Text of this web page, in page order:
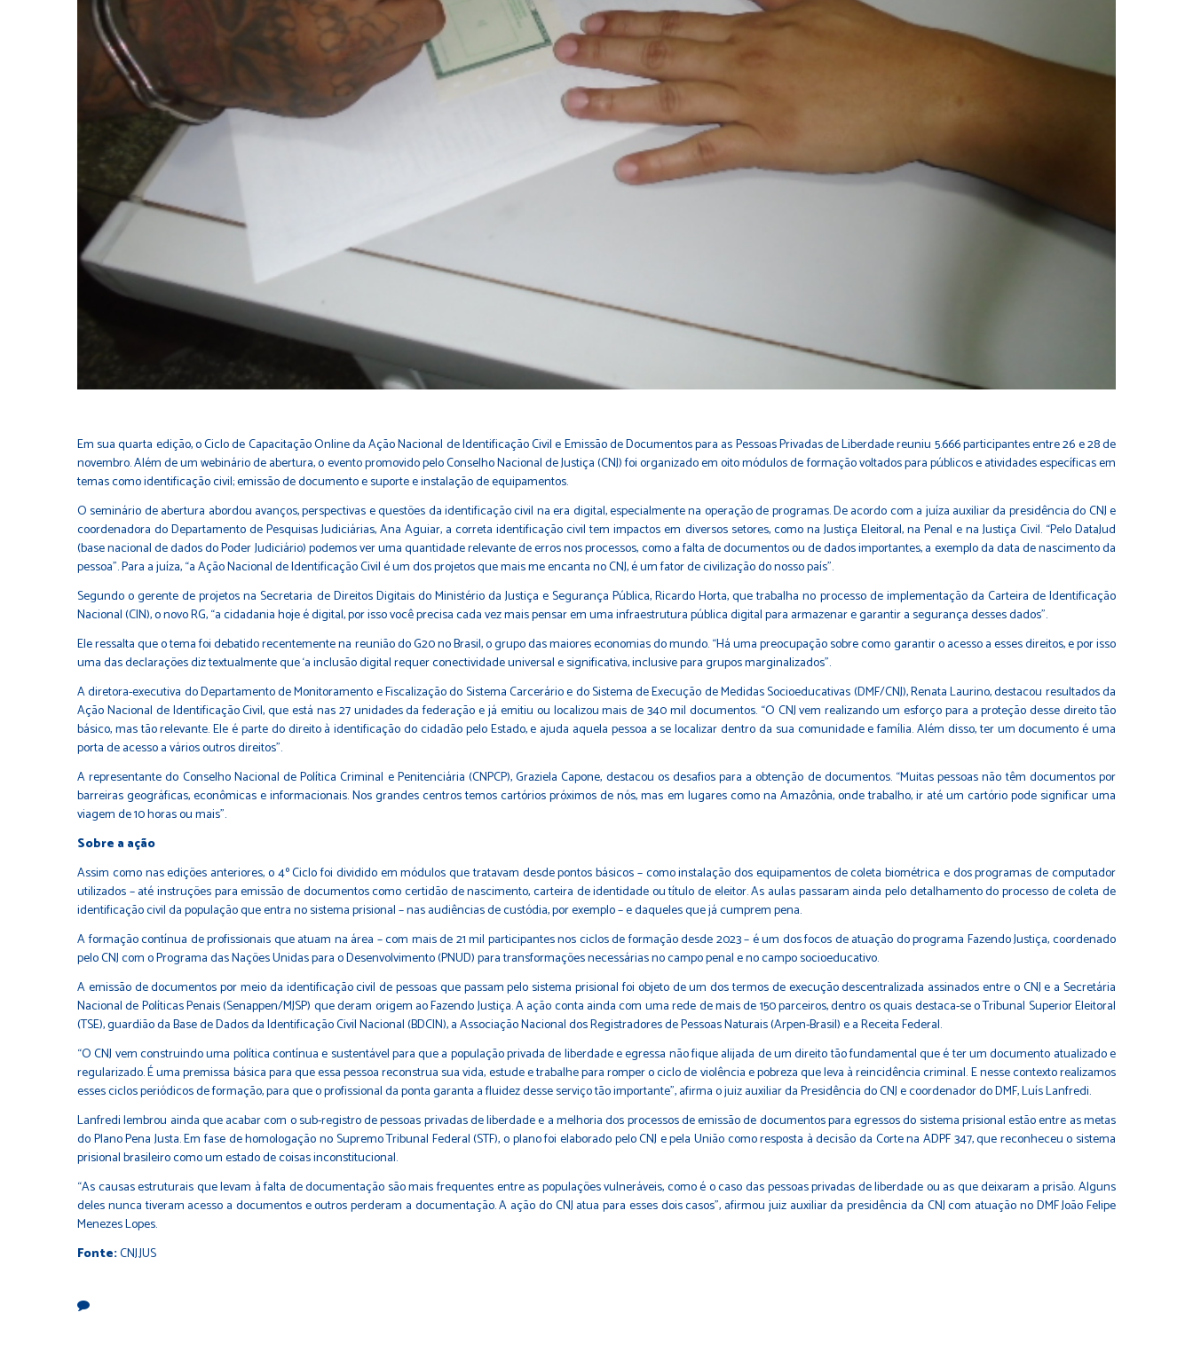
Em sua quarta edição, o Ciclo de Capacitação Online da Ação Nacional de Identificação Civil e Emissão de Documentos para as Pessoas Privadas de Liberdade reuniu 5.666 participantes entre 26 e 28 de
novembro. Além de um webinário de abertura, o evento promovido pelo Conselho Nacional de Justiça (CNJ) foi organizado em oito módulos de formação voltados para públicos e atividades específicas em
temas como identificação civil; emissão de documento e suporte e instalação de equipamentos.
O seminário de abertura abordou avanços, perspectivas e questões da identificação civil na era digital, especialmente na operação de programas. De acordo com a juíza auxiliar da presidência do CNJ e
coordenadora do Departamento de Pesquisas Judiciárias, Ana Aguiar, a correta identificação civil tem impactos em diversos setores, como na Justiça Eleitoral, na Penal e na Justiça Civil. “Pelo DataJud
(base nacional de dados do Poder Judiciário) podemos ver uma quantidade relevante de erros nos processos, como a falta de documentos ou de dados importantes, a exemplo da data de nascimento da
pessoa”. Para a juíza, “a Ação Nacional de Identificação Civil é um dos projetos que mais me encanta no CNJ, é um fator de civilização do nosso país”.
Segundo o gerente de projetos na Secretaria de Direitos Digitais do Ministério da Justiça e Segurança Pública, Ricardo Horta, que trabalha no processo de implementação da Carteira de Identificação
Nacional (CIN), o novo RG, “a cidadania hoje é digital, por isso você precisa cada vez mais pensar em uma infraestrutura pública digital para armazenar e garantir a segurança desses dados”.
Ele ressalta que o tema foi debatido recentemente na reunião do G20 no Brasil, o grupo das maiores economias do mundo. “Há uma preocupação sobre como garantir o acesso a esses direitos, e por isso
uma das declarações diz textualmente que ‘a inclusão digital requer conectividade universal e significativa, inclusive para grupos marginalizados”.
A diretora-executiva do Departamento de Monitoramento e Fiscalização do Sistema Carcerário e do Sistema de Execução de Medidas Socioeducativas (DMF/CNJ), Renata Laurino, destacou resultados da
Ação Nacional de Identificação Civil, que está nas 27 unidades da federação e já emitiu ou localizou mais de 340 mil documentos. “O CNJ vem realizando um esforço para a proteção desse direito tão
básico, mas tão relevante. Ele é parte do direito à identificação do cidadão pelo Estado, e ajuda aquela pessoa a se localizar dentro da sua comunidade e família. Além disso, ter um documento é uma
porta de acesso a vários outros direitos”.
A representante do Conselho Nacional de Política Criminal e Penitenciária (CNPCP), Graziela Capone, destacou os desafios para a obtenção de documentos. “Muitas pessoas não têm documentos por
barreiras geográficas, econômicas e informacionais. Nos grandes centros temos cartórios próximos de nós, mas em lugares como na Amazônia, onde trabalho, ir até um cartório pode significar uma
viagem de 10 horas ou mais”.
Sobre a ação
Assim como nas edições anteriores, o 4º Ciclo foi dividido em módulos que tratavam desde pontos básicos – como instalação dos equipamentos de coleta biométrica e dos programas de computador
utilizados – até instruções para emissão de documentos como certidão de nascimento, carteira de identidade ou título de eleitor. As aulas passaram ainda pelo detalhamento do processo de coleta de
identificação civil da população que entra no sistema prisional – nas audiências de custódia, por exemplo – e daqueles que já cumprem pena.
A formação contínua de profissionais que atuam na área – com mais de 21 mil participantes nos ciclos de formação desde 2023 – é um dos focos de atuação do programa Fazendo Justiça, coordenado
pelo CNJ com o Programa das Nações Unidas para o Desenvolvimento (PNUD) para transformações necessárias no campo penal e no campo socioeducativo.
A emissão de documentos por meio da identificação civil de pessoas que passam pelo sistema prisional foi objeto de um dos termos de execução descentralizada assinados entre o CNJ e a Secretária
Nacional de Políticas Penais (Senappen/MJSP) que deram origem ao Fazendo Justiça. A ação conta ainda com uma rede de mais de 150 parceiros, dentro os quais destaca-se o Tribunal Superior Eleitoral
(TSE), guardião da Base de Dados da Identificação Civil Nacional (BDCIN), a Associação Nacional dos Registradores de Pessoas Naturais (Arpen-Brasil) e a Receita Federal.
“O CNJ vem construindo uma política contínua e sustentável para que a população privada de liberdade e egressa não fique alijada de um direito tão fundamental que é ter um documento atualizado e
regularizado. É uma premissa básica para que essa pessoa reconstrua sua vida, estude e trabalhe para romper o ciclo de violência e pobreza que leva à reincidência criminal. E nesse contexto realizamos
esses ciclos periódicos de formação, para que o profissional da ponta garanta a fluidez desse serviço tão importante”, afirma o juiz auxiliar da Presidência do CNJ e coordenador do DMF, Luís Lanfredi.
Lanfredi lembrou ainda que acabar com o sub-registro de pessoas privadas de liberdade e a melhoria dos processos de emissão de documentos para egressos do sistema prisional estão entre as metas
doPlano Pena Justa. Em fase de homologação no Supremo Tribunal Federal (STF), o plano foi elaborado pelo CNJ e pela União como resposta à decisão da Corte na ADPF 347, que reconheceu o sistema
prisional brasileiro como um estado de coisas inconstitucional.
“As causas estruturais que levam à falta de documentação são mais frequentes entre as populações vulneráveis, como é o caso das pessoas privadas de liberdade ou as que deixaram a prisão. Alguns
deles nunca tiveram acesso a documentos e outros perderam a documentação. A ação do CNJ atua para esses dois casos”, afirmou juiz auxiliar da presidência da CNJ com atuação no DMF João Felipe
Menezes Lopes.
Fonte:CNJ.JUS